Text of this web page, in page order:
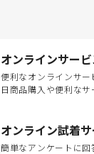
オンラインサー
便利なオンラインサ
日商品購入や便利なサ
オンライン試着
簡単なアンケートに